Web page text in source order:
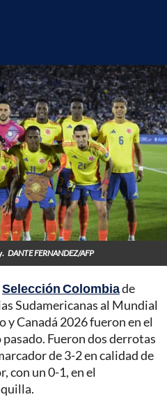
DANTE FERNANDEZ/AFP
Selección Colombiade
Sudamericanas al Mundial
y Canadá 2026 fueron en el
Fueron dos derrotas
de 3-2 en calidad de
con un 0-1, en el